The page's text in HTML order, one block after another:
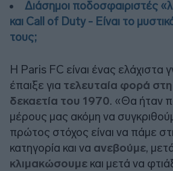
Διάσημοι ποδοσφαιριστές
και Call of Duty - Είναι το
τους;
Η Paris FC είναι ένας ελάχιστα
έπαιξε για τελευταία φορά
δεκαετία του 1970. «Θα ήταν
μέρους μας ακόμη να
πρώτος στόχος είναι να πάμε
κατηγορία και να ανεβούμε,
κλιμακώσουμε και μετά να